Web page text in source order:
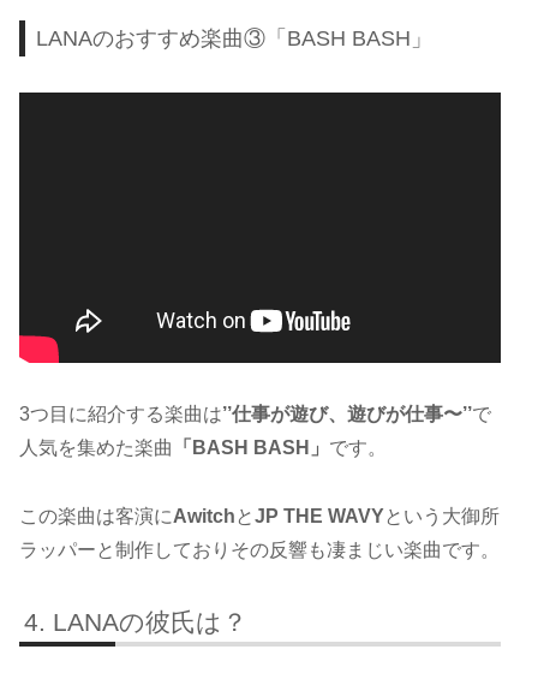
LANAのおすすめ楽曲③「BASH BASH」
3つ目に紹介する楽曲は’’仕事が遊び、遊びが仕事〜’’で
人気を集めた楽曲
「BASH BASH」 です。
この楽曲は客演にAwitch とJP THE WAVYという大御所
ラッパーと制作しておりその反響も凄まじい楽曲です。
LANAの彼氏は？